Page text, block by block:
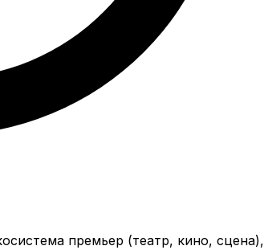
премьер (театр, кино, сцена),